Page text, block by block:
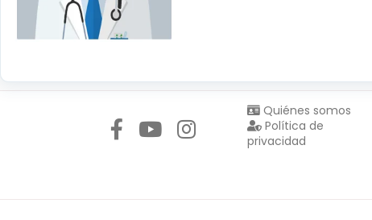
Quiénes somos
Política de
privacidad